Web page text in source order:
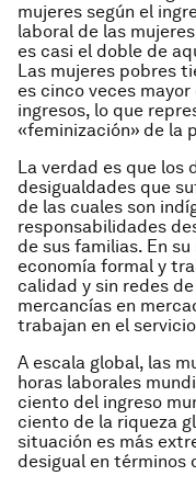
mujeres según el
laboral de las
es casi el doble de
Las mujeres pobres
es cinco veces
ingresos, lo que
«feminización» de la
La verdad es que los
desigualdades que
de las cuales son
responsabilidades
de sus familias. En
economía formal y
calidad y sin redes
mercancías en
trabajan en el
A escala global, las
horas laborales
ciento del ingreso
ciento de la riqueza
situación es más
desigual en términos